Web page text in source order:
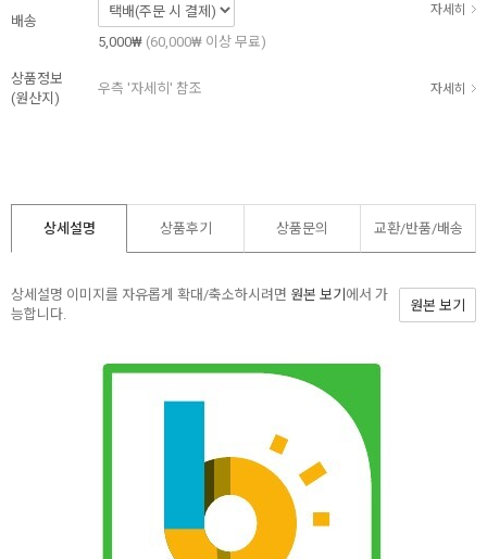
배송
자세히
5,000₩ (60,000₩ 이상 무료)
상품정보
(원산지)
우측 '자세히' 참조 자세히
상세설명 상품후기 상품문의 교환/반품/배송
상세설명 이미지를 자유롭게 확대/축소하시려면 원본 보기 에서 가
능합니다.
원본 보기